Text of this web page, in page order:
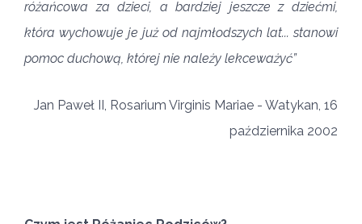
różańcowa za dzieci, a bardziej jeszcze z dziećmi,
która wychowuje je już od najmłodszych lat... stanowi
pomoc duchową, której nie należy lekceważyć”
Jan Paweł II, Rosarium Virginis Mariae - Watykan, 16
października 2002